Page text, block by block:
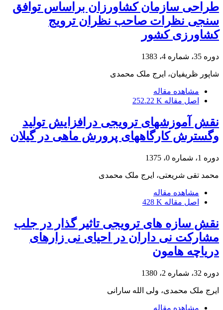
طراحی سازمان کشاورزان براساس توافق
سنجی نظرات صاحب نظران ترویج
کشاورزی کشور
دوره 35، شماره 4، 1383
شاپور ظریفیان، ایرج ملک محمدی
مشاهده مقاله
اصل مقاله 252.22 K
نقش آموزشهای ترویجی درافزایش تولید
وگسترش کارگاههای پرورش ماهی در گیلان
دوره 1، شماره 0، 1375
محمد تقی شریعتی، ایرج ملک محمدی
مشاهده مقاله
اصل مقاله 428 K
نقش سازه های ترویجی تاثیر گذار در جلب
مشارکت نی داران در احیای نی زارهای
دریاچه هامون
دوره 32، شماره 2، 1380
ایرج ملک محمدی، ولی الله سارانی
مشاهده مقاله